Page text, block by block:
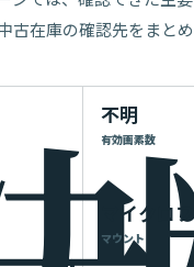
古在庫の確認先をまとめ
不明
有効画素数
マイクロ
マウント